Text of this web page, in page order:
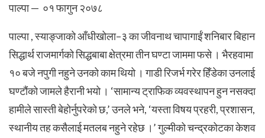
पाल्पा — ०१ फागुन २०७८
पाल्पा , स्याङ्जाको आँधीखोला–३ का जीवनाथ चापागाईं शनिबार बिहान
सिद्धार्थ राजमार्गको सिद्धबाबा क्षेत्रमा तीन घण्टा जाममा फसे । भैरहवामा
१० बजे नपुगी नहुने उनको काम थियो । गाडी रिजर्भ गरेर हिँडेका उनलाई
घण्टौंको जामले हैरानी भयो । ‘सामान्य ट्राफिक व्यवस्थापन हुन नसक्दा
हामीले सास्ती बेहोर्नुपरेको छ,’ उनले भने, ‘यस्ता विषय प्रहरी, प्रशासन,
स्थानीय तह कसैलाई मतलब नहुने रहेछ ।’गुल्मीको चन्द्रकोटका केशव